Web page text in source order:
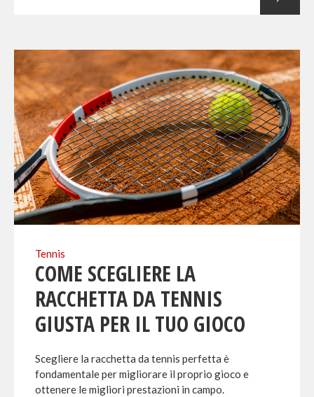
Tennis
COME SCEGLIERE LA
RACCHETTA DA TENNIS
GIUSTA PER IL TUO GIOCO
Scegliere la racchetta da tennis perfetta è
fondamentale per migliorare il proprio gioco e
ottenere le migliori prestazioni in campo.